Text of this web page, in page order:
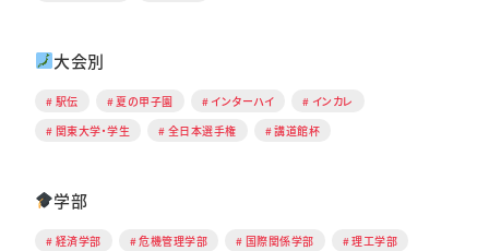
大会別
駅伝 夏の甲子園 インターハイ
インカレ
関東大学・学生
全日本選手権 講道館杯
学部
経済学部 危機管理学部 国際関係学部
理工学部